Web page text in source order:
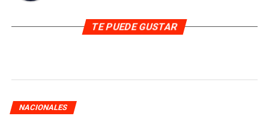
TE PUEDE GUSTAR
NACIONALES